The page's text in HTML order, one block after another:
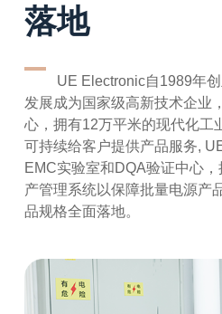
落地
UE Electronic自1989年创
发展成为国家级高新技术企业
心，拥有12万平米的现代化工
可持续给客户提供产品服务,
EMC实验室和DQA验证中心
产管理系统以保障批量电源产
品规格全面落地。